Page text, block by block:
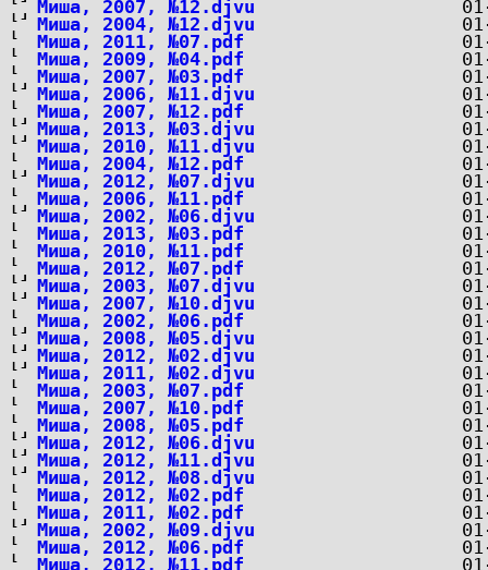
Миша, 2007, №12.djvu
Миша, 2004, №12.djvu
Миша, 2011, №07.pdf
Миша, 2009, №04.pdf
Миша, 2007, №03.pdf
Миша, 2006, №11.djvu
Миша, 2007, №12.pdf
Миша, 2013, №03.djvu
Миша, 2010, №11.djvu
Миша, 2004, №12.pdf
Миша, 2012, №07.djvu
Миша, 2006, №11.pdf
Миша, 2002, №06.djvu
Миша, 2013, №03.pdf
Миша, 2010, №11.pdf
Миша, 2012, №07.pdf
Миша, 2003, №07.djvu
Миша, 2007, №10.djvu
Миша, 2002, №06.pdf
Миша, 2008, №05.djvu
Миша, 2012, №02.djvu
Миша, 2011, №02.djvu
Миша, 2003, №07.pdf
Миша, 2007, №10.pdf
Миша, 2008, №05.pdf
Миша, 2012, №06.djvu
Миша, 2012, №11.djvu
Миша, 2012, №08.djvu
Миша, 2012, №02.pdf
Миша, 2011, №02.pdf
Миша, 2002, №09.djvu
Миша, 2012, №06.pdf
Миша, 2012, №11.pdf